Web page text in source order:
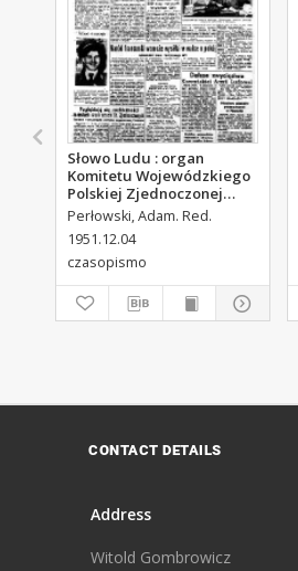
Słowo Ludu : organ
Komitetu Wojewódzkiego
Polskiej Zjednoczonej
Partii Robotniczej, 1951,
R.3, nr 313
Perłowski, Adam. Red.
1951.12.04
czasopismo
CONTACT DETAILS
Address
Witold Gombrowicz